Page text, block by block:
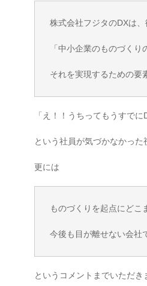
株式会社フジタのDXは
「中小企業のものづく
それを実現するための要
「え！！うちってもうすでに
という社員が気づかなかった
更には
ものづくりを起点にどこ
今後も目が離せない会社
というコメントまでいただき